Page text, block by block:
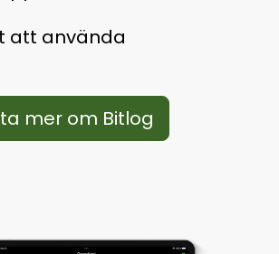
att använda
mer om Bitlog